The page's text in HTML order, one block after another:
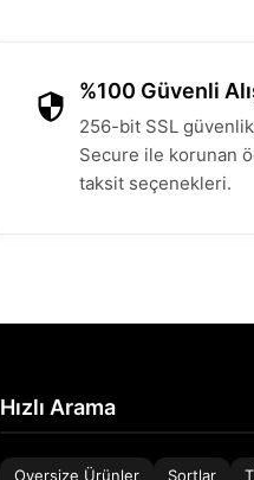
%100 Güvenli
256-bit SSL
Secure ile korunan
taksit seçenekleri.
Hızlı Arama
Oversize Ürünler Şortlar